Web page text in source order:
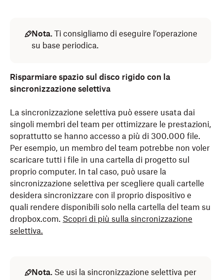
Nota. Ti consigliamo di eseguire l’operazione
su base periodica.
Risparmiare spazio sul disco rigido con la
sincronizzazione selettiva
La sincronizzazione selettiva può essere usata dai
singoli membri del team per ottimizzare le prestazioni,
soprattutto se hanno accesso a più di 300.000 file.
Per esempio, un membro del team potrebbe non voler
scaricare tutti i file in una cartella di progetto sul
proprio computer. In tal caso, può usare la
sincronizzazione selettiva per scegliere quali cartelle
desidera sincronizzare con il proprio dispositivo e
quali rendere disponibili solo nella cartella del team su
dropbox.com. Scopri di più sulla sincronizzazione
selettiva.
Nota. Se usi la sincronizzazione selettiva per